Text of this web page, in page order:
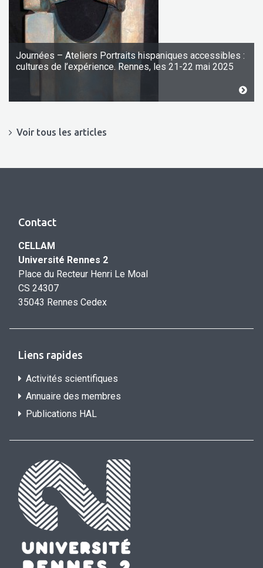
Journées – Ateliers Portraits hispaniques accessibles :
cultures de l’expérience. Rennes, les 21-22 mai 2025
Voir tous les articles
Contact
CELLAM
Université Rennes 2
Place du Recteur Henri Le Moal
CS 24307
35043 Rennes Cedex
Liens rapides
Activités scientifiques
Annuaire des membres
Publications HAL